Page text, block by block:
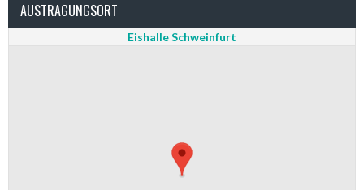
AUSTRAGUNGSORT
Eishalle Schweinfurt